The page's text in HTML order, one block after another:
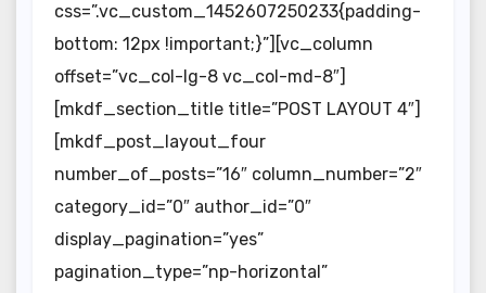
css=”.vc_custom_1452607250233{padding-
bottom: 12px !important;}”][vc_column
offset=”vc_col-lg-8 vc_col-md-8″]
[mkdf_section_title title=”POST LAYOUT 4″]
[mkdf_post_layout_four
number_of_posts=”16″ column_number=”2″
category_id=”0″ author_id=”0″
display_pagination=”yes”
pagination_type=”np-horizontal”